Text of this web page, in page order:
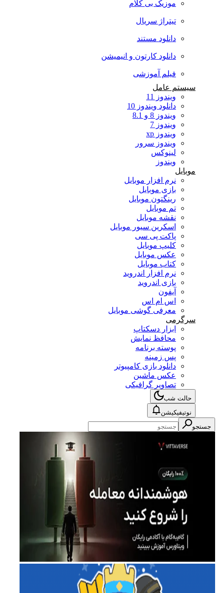
موزیک بی کلام
تیتراژ سریال
دانلود مستند
دانلود کارتون و انیمیشن
فیلم آموزشی
سیستم عامل
ویندوز 11
دانلود ویندوز 10
ویندوز 8 و 8.1
ویندوز 7
ویندوز xp
ویندوز سرور
لینوکس
ویندوز
موبایل
نرم افزار موبایل
بازی موبایل
رینگتون موبایل
تم موبایل
نقشه موبایل
اسکرین سیور موبایل
پاکت پی سی
کلیپ موبایل
عکس موبایل
کتاب موبایل
نرم افزار اندروید
بازی اندروید
آیفون
اس ام اس
معرفی گوشی موبایل
سرگرمی
ابزار دسکتاپ
محافظ نمایش
پوسته برنامه
پس زمینه
دانلود بازی کامپیوتر
عکس ماشین
تصاویر گرافیکی
حالت شب
نوتیفیکیشن
جستجو